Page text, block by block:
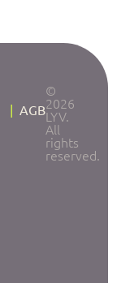
| AGB
©
2026
LYV.
All
rights
reserved.